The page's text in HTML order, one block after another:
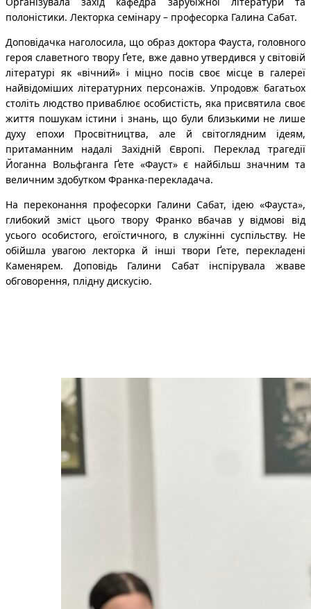
полоністики. Лекторка семінару – професорка Галина Сабат.
Доповідачка наголосила, що образ доктора Фауста, головного
героя славетного твору Ґете, вже давно утвердився у світовій
літературі як «вічний» і міцно посів своє місце в галереї
найвідоміших літературних персонажів. Упродовж багатьох
століть людство приваблює особистість, яка присвятила своє
життя пошукам істини і знань, що були близькими не лише
духу епохи Просвітництва, але й світоглядним ідеям,
притаманним надалі Західній Європі. Переклад трагедії
Йоганна Вольфганга Ґете «Фауст» є найбільш значним та
величним здобутком Франка-перекладача.
На переконання професорки Галини Сабат, ідею «Фауста»,
глибокий зміст цього твору Франко вбачав у відмові від
усього особистого, егоїстичного, в служінні суспільству. Не
обійшла увагою лекторка й інші твори Ґете, перекладені
Каменярем. Доповідь Галини Сабат інспірувала жваве
обговорення, плідну дискусію.